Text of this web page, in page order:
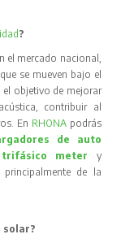
?
el mercado nacional,
se mueven bajo el
el objetivo de mejorar
contribuir al
En RHONA podrás
de auto
meter
y
de la
solar?